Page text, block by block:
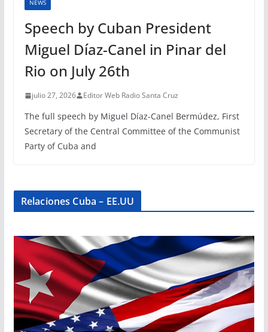
NEWS
Speech by Cuban President
Miguel Díaz-Canel in Pinar del
Rio on July 26th
julio 27, 2026 Editor Web Radio Santa Cruz
The full speech by Miguel Díaz-Canel Bermúdez, First
Secretary of the Central Committee of the Communist
Party of Cuba and
Relaciones Cuba – EE.UU